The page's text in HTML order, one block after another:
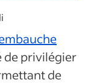
de privilégier
de